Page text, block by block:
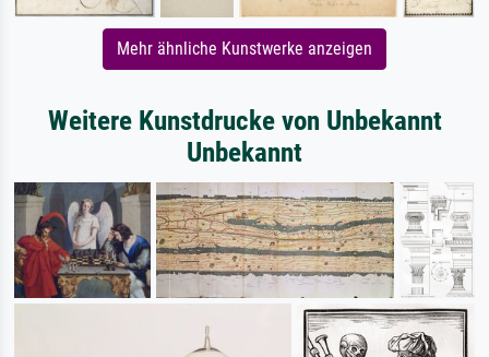
Mehr ähnliche Kunstwerke anzeigen
Weitere Kunstdrucke von Unbekannt
Unbekannt